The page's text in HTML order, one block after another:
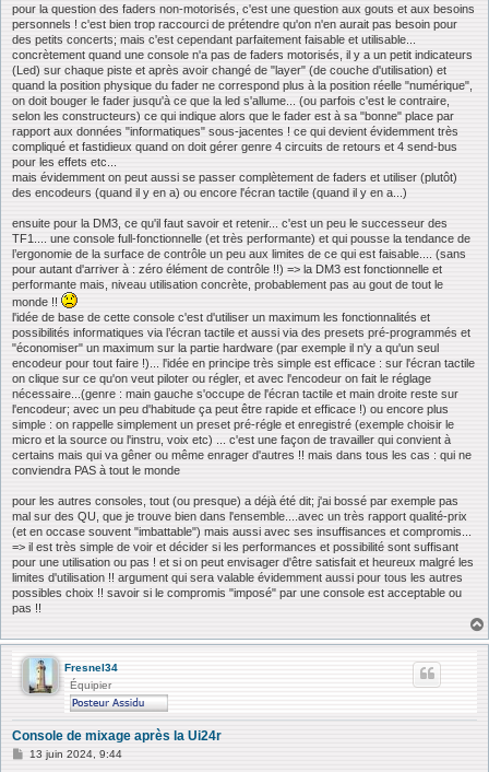
pour la question des faders non-motorisés, c'est une question aux gouts et aux besoins
personnels ! c'est bien trop raccourci de prétendre qu'on n'en aurait pas besoin pour
des petits concerts; mais c'est cependant parfaitement faisable et utilisable...
concrètement quand une console n'a pas de faders motorisés, il y a un petit indicateurs
(Led) sur chaque piste et après avoir changé de "layer" (de couche d'utilisation) et
quand la position physique du fader ne correspond plus à la position réelle "numérique",
on doit bouger le fader jusqu'à ce que la led s'allume... (ou parfois c'est le contraire,
selon les constructeurs) ce qui indique alors que le fader est à sa "bonne" place par
rapport aux données "informatiques" sous-jacentes ! ce qui devient évidemment très
compliqué et fastidieux quand on doit gérer genre 4 circuits de retours et 4 send-bus
pour les effets etc...
mais évidemment on peut aussi se passer complètement de faders et utiliser (plutôt)
des encodeurs (quand il y en a) ou encore l'écran tactile (quand il y en a...)
ensuite pour la DM3, ce qu'il faut savoir et retenir... c'est un peu le successeur des
TF1.... une console full-fonctionnelle (et très performante) et qui pousse la tendance de
l’ergonomie de la surface de contrôle un peu aux limites de ce qui est faisable.... (sans
pour autant d'arriver à : zéro élément de contrôle !!) => la DM3 est fonctionnelle et
performante mais, niveau utilisation concrète, probablement pas au gout de tout le
monde !!
l'idée de base de cette console c'est d'utiliser un maximum les fonctionnalités et
possibilités informatiques via l’écran tactile et aussi via des presets pré-programmés et
"économiser" un maximum sur la partie hardware (par exemple il n'y a qu'un seul
encodeur pour tout faire !)... l'idée en principe très simple est efficace : sur l'écran tactile
on clique sur ce qu'on veut piloter ou régler, et avec l'encodeur on fait le réglage
nécessaire...(genre : main gauche s'occupe de l'écran tactile et main droite reste sur
l'encodeur; avec un peu d'habitude ça peut être rapide et efficace !) ou encore plus
simple : on rappelle simplement un preset pré-régle et enregistré (exemple choisir le
micro et la source ou l'instru, voix etc) ... c'est une façon de travailler qui convient à
certains mais qui va gêner ou même enrager d'autres !! mais dans tous les cas : qui ne
conviendra PAS à tout le monde
pour les autres consoles, tout (ou presque) a déjà été dit; j'ai bossé par exemple pas
mal sur des QU, que je trouve bien dans l'ensemble....avec un très rapport qualité-prix
(et en occase souvent "imbattable") mais aussi avec ses insuffisances et compromis...
=> il est très simple de voir et décider si les performances et possibilité sont suffisant
pour une utilisation ou pas ! et si on peut envisager d'être satisfait et heureux malgré les
limites d'utilisation !! argument qui sera valable évidemment aussi pour tous les autres
possibles choix !! savoir si le compromis "imposé" par une console est acceptable ou
pas !!
Fresnel34
Équipier
Console de mixage après la Ui24r
M13 juin 2024, 9:44